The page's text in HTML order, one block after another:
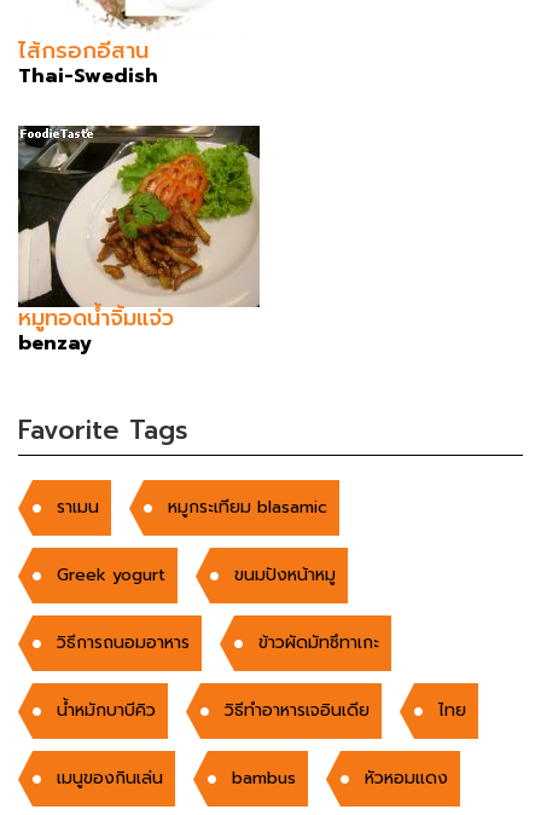
ไส้กรอกอีสาน
Thai-Swedish
หมูทอดน้ำจิ้มแจ่ว
benzay
Favorite Tags
ราเมน หมูกระเทียม blasamic
Greek yogurt ขนมปังหน้าหมู
วิธีการถนอมอาหาร ข้าวผัดมัทซึทาเกะ
น้ำหมักบาบีคิว วิธีทำอาหารเจอินเดีย ไทย
เมนูของกินเล่น bambus หัวหอมแดง